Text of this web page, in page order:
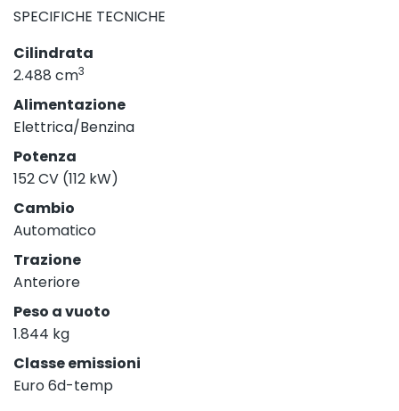
SPECIFICHE TECNICHE
Cilindrata
2.488 cm3
Alimentazione
Elettrica/Benzina
Potenza
152 CV (112 kW)
Cambio
Automatico
Trazione
Anteriore
Peso a vuoto
1.844 kg
Classe emissioni
Euro 6d-temp